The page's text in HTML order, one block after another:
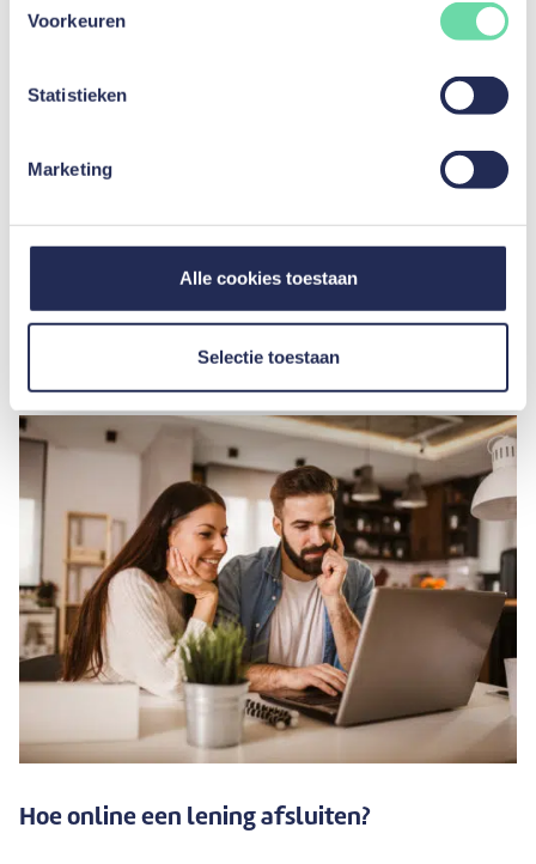
Voorkeuren
Statistieken
Marketing
Alle cookies toestaan
Selectie toestaan
Hoe een lening afsluiten met een
elektronische handtekening?
Hoe online een lening afsluiten?